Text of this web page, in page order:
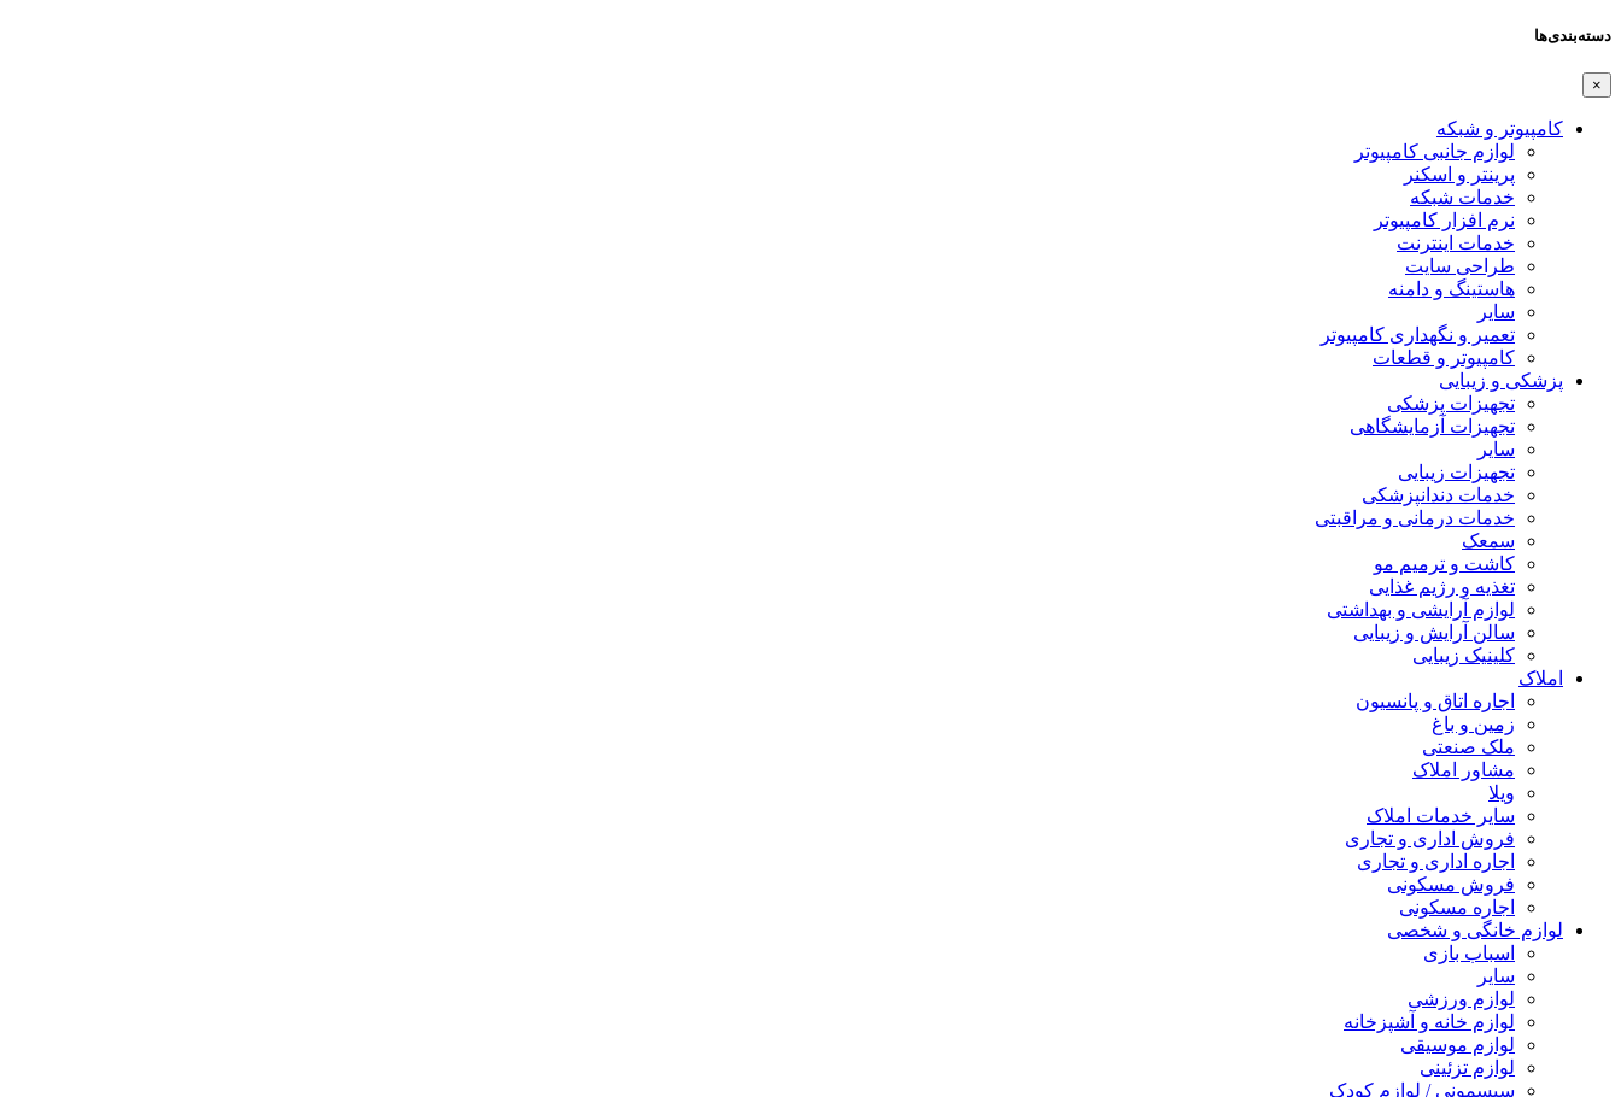
دسته‌بندی‌ها
×
کامپیوتر و شبکه
لوازم جانبی کامپیوتر
پرینتر و اسکنر
خدمات شبکه
نرم افزار کامپیوتر
خدمات اینترنت
طراحی سایت
هاستینگ و دامنه
سایر
تعمیر و نگهداری کامپیوتر
کامپیوتر و قطعات
پزشکی و زیبایی
تجهیزات پزشکی
تجهیزات آزمایشگاهی
سایر
تجهیزات زیبایی
خدمات دندانپزشکی
خدمات درمانی و مراقبتی
سمعک
کاشت و ترمیم مو
تغذیه و رژیم غذایی
لوازم آرایشی و بهداشتی
سالن آرایش و زیبایی
کلینیک زیبایی
املاک
اجاره اتاق و پانسیون
زمین و باغ
ملک صنعتی
مشاور املاک
ویلا
سایر خدمات املاک
فروش اداری و تجاری
اجاره اداری و تجاری
فروش مسکونی
اجاره مسکونی
لوازم خانگی و شخصی
اسباب بازی
سایر
لوازم ورزشی
لوازم خانه و آشپزخانه
لوازم موسیقی
لوازم تزئینی
سیسمونی / لوازم کودک